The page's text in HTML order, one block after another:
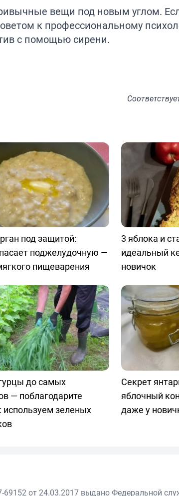
вещи под новым углом.
к профессиональному
с помощью сирени.
под защитой:
поджелудочную —
пищеварения
3 яблока и
идеальный
новичок
до самых
— поблагодарите
используем зеленых
Секрет
яблочный
даже у
от 24.03.2017 выдано Федеральной